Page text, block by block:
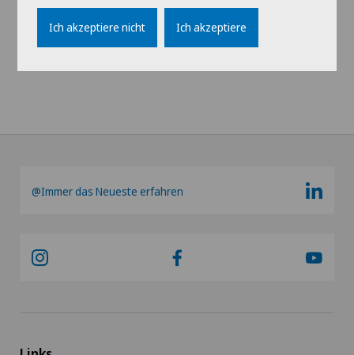
Alle anzeigen
@Immer das Neueste erfahren
Ich akzeptiere nicht Ich akzeptiere